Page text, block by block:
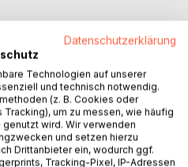
Jahren haben die Autoren
Datenschutzerklärung
Technologien auf unserer
und technisch notwendig.
(z. B. Cookies oder
um zu messen, wie häufig
wird. Wir verwenden
und setzen hierzu
Drittanbieter ein, wodurch ggf.
Tracking-Pixel, IP-Adressen